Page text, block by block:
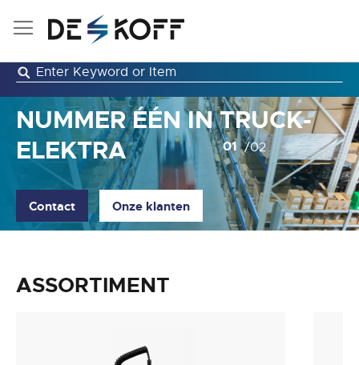
Ga
inhoud
NUMMER ÉÉN IN TRUCK-
ELEKTRA
Contact Onze klanten
ASSORTIMENT